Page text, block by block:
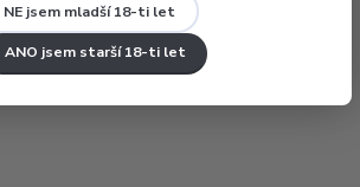
NE jsem mladší 18-ti let
ANO jsem starší 18-ti let